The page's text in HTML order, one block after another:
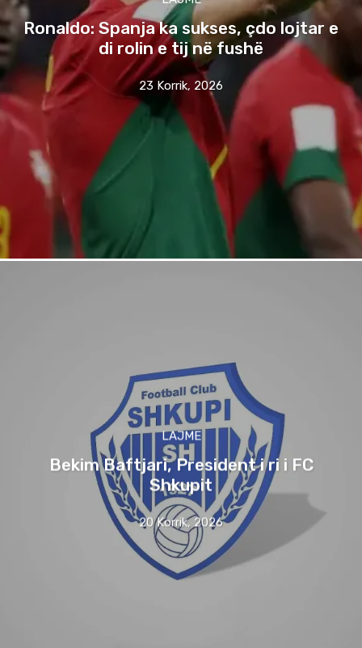
Ronaldo: Spanja ka sukses, çdo lojtar e
di rolin e tij në fushë
23 Korrik, 2026
LAJME
Bekim Baftjari, President i ri i FC
Shkupit
20 Korrik, 2026